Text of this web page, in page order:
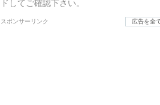
ドしてご確認下さい。
スポンサーリンク 広告を全